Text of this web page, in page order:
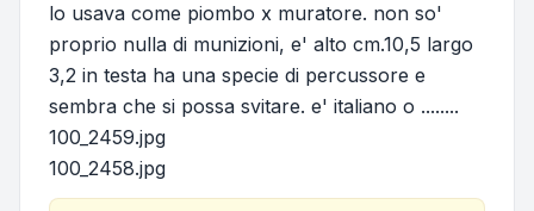
lo usava come piombo x muratore. non so'
proprio nulla di munizioni, e' alto cm.10,5 largo
3,2 in testa ha una specie di percussore e
sembra che si possa svitare. e' italiano o ........
100_2459.jpg
100_2458.jpg